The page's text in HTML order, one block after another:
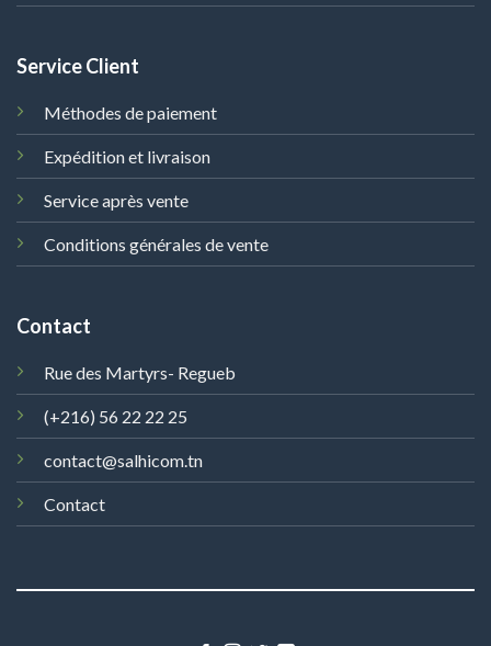
Service Client
Méthodes de paiement
Expédition et livraison
Service après vente
Conditions générales de vente
Contact
Rue des Martyrs- Regueb
(+216) 56 22 22 25
contact@salhicom.tn
Contact